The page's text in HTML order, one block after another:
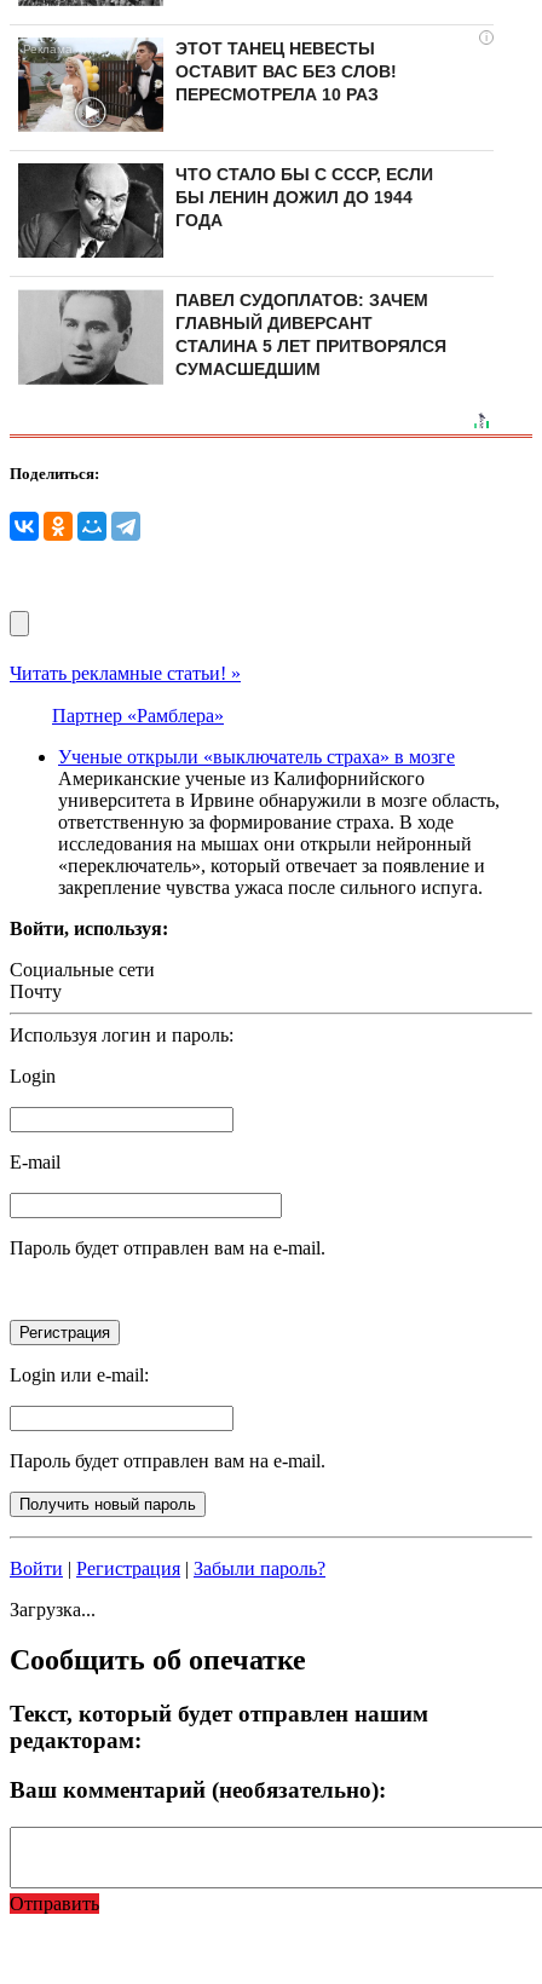
i
ЭТОТ ТАНЕЦ НЕВЕСТЫ
ОСТАВИТ ВАС БЕЗ СЛОВ!
ПЕРЕСМОТРЕЛА 10 РАЗ
ЧТО СТАЛО БЫ С СССР, ЕСЛИ
БЫ ЛЕНИН ДОЖИЛ ДО 1944
ГОДА
ПАВЕЛ СУДОПЛАТОВ: ЗАЧЕМ
ГЛАВНЫЙ ДИВЕРСАНТ
СТАЛИНА 5 ЛЕТ ПРИТВОРЯЛСЯ
СУМАСШЕДШИМ
Поделиться:
Читать рекламные статьи! »
Партнер «Рамблера»
Ученые открыли «выключатель страха» в мозге
Американские ученые из Калифорнийского
университета в Ирвине обнаружили в мозге область,
ответственную за формирование страха. В ходе
исследования на мышах они открыли нейронный
«переключатель», который отвечает за появление и
закрепление чувства ужаса после сильного испуга.
Войти, используя:
Социальные сети
Почту
Используя логин и пароль:
Login
E-mail
Пароль будет отправлен вам на e-mail.
Login или e-mail:
Пароль будет отправлен вам на e-mail.
Войти | Регистрация | Забыли пароль?
Загрузка...
Сообщить об опечатке
Текст, который будет отправлен нашим
редакторам:
Ваш комментарий (необязательно):
Отправить